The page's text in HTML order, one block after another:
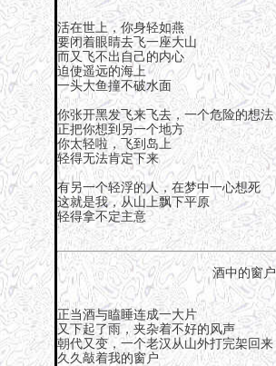
活在世上，你身轻如燕
要闭着眼睛去飞一座大山
而又飞不出自己的内心
迫使遥远的海上
一头大鱼撞不破水面
你张开黑发飞来飞去，一个危险的想法
正把你想到另一个地方
你太轻啦，飞到岛上
轻得无法肯定下来
有另一个轻浮的人，在梦中一心想死
这就是我，从山上飘下平原
轻得拿不定主意
酒中的窗户
正当酒与瞌睡连成一大片
又下起了雨，夹杂着不好的风声
朝代又变，一个老汉从山外打完架回来
久久敲着我的窗户